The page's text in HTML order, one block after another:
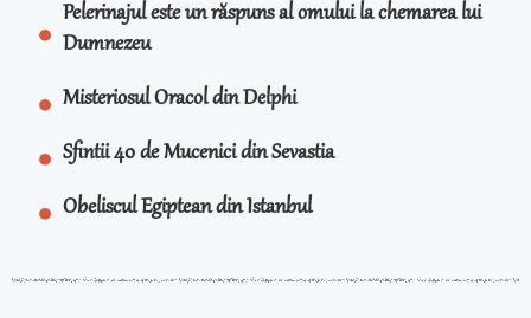
Pelerinajul este un răspuns al omului la chemarea lui
Dumnezeu
Misteriosul Oracol din Delphi
Sfintii 40 de Mucenici din Sevastia
Obeliscul Egiptean din Istanbul